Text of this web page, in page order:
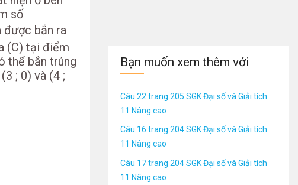
số
được bắn ra
(C) tại điểm
thể bắn trúng
; 0) và (4 ;
Bạn muốn xem thêm với
Câu 22 trang 205 SGK Đại số và Giải tích
11 Nâng cao
Câu 16 trang 204 SGK Đại số và Giải tích
11 Nâng cao
Câu 17 trang 204 SGK Đại số và Giải tích
11 Nâng cao